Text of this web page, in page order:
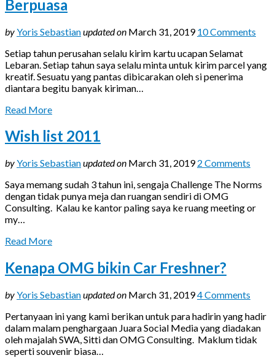
Berpuasa
byYoris Sebastianupdated on March 31, 2019 10 Comments
Setiap tahun perusahan selalu kirim kartu ucapan Selamat
Lebaran. Setiap tahun saya selalu minta untuk kirim parcel yang
kreatif. Sesuatu yang pantas dibicarakan oleh si penerima
diantara begitu banyak kiriman…
Read More
Wish list 2011
byYoris Sebastianupdated on March 31, 2019 2 Comments
Saya memang sudah 3 tahun ini, sengaja Challenge The Norms
dengan tidak punya meja dan ruangan sendiri di OMG
Consulting. Kalau ke kantor paling saya ke ruang meeting or
my…
Read More
Kenapa OMG bikin Car Freshner?
byYoris Sebastianupdated on March 31, 20194 Comments
Pertanyaan ini yang kami berikan untuk para hadirin yang hadir
dalam malam penghargaan Juara Social Media yang diadakan
oleh majalah SWA, Sitti dan OMG Consulting. Maklum tidak
seperti souvenir biasa…